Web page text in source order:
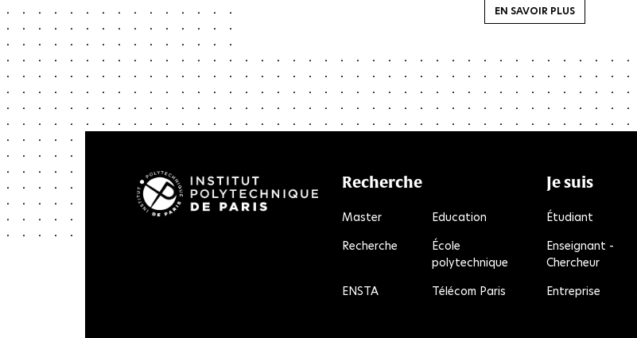
EN SAVOIR PLUS
Recherche
Master
Education
Recherche
École
polytechnique
ENSTA
Télécom Paris
Je suis
Étudiant
Enseignant -
Chercheur
Entreprise